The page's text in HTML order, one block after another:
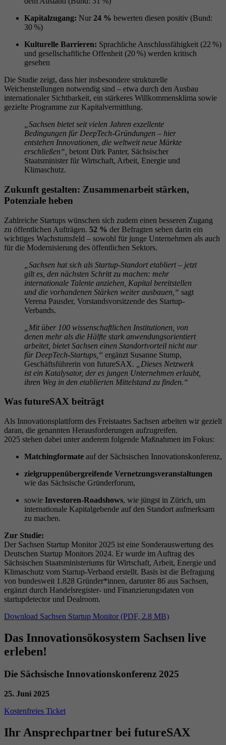
Kapitalzugang: Nur 24 % bewerten diesen positiv (Bund:
30 %)
Kulturelle Barrieren: Sprachliche Anschlussfähigkeit (22 %)
und gesellschaftliche Offenheit (20 %) werden kritisch
gesehen
Die Studie zeigt, dass hier insbesondere strukturelle
Weichenstellungen notwendig sind – etwa durch den Ausbau
internationaler Sichtbarkeit, ein stärkeres Willkommensklima sowie
gezielte Programme zur Kapitalvermittlung.
„Sachsen bietet seit vielen Jahren exzellente
Bedingungen für DeepTech-Gründungen – hier
entstehen Innovationen, die weltweit neue Märkte
erschließen“, betont Dirk Panter, Sächsischer
Staatsminister für Wirtschaft, Arbeit, Energie und
Klimaschutz.
Zukunft gestalten: Zusammenarbeit stärken,
Potenziale heben
Zahlreiche Startups wünschen sich zudem einen besseren Zugang
zu öffentlichen Aufträgen. 52 % der Befragten sehen darin ein
wichtiges Wachstumsfeld – sowohl für junge Unternehmen als auch
für die Modernisierung des öffentlichen Sektors.
„Sachsen hat sich als Startup-Standort etabliert – jetzt
gilt es, den nächsten Schritt zu machen: mehr
internationale Talente anziehen, Kapital bereitstellen
und die vorhandenen Stärken weiter ausbauen,“ sagt
Verena Pausder, Vorstandsvorsitzende des Startup-
Verbands.
„Mit über 100 wissenschaftlichen Institutionen, von
denen mehr als die Hälfte stark anwendungsorientiert
arbeitet, bietet Sachsen einen Standortvorteil nicht nur
für DeepTech-Startups,“ ergänzt Susanne Stump,
Geschäftsführerin von futureSAX.
„Dieses Netzwerk
ist ein Katalysator, der es jungen Unternehmen erlaubt,
ihren Weg in den etablierten Mittelstand zu finden.“
Was futureSAX beiträgt
Als Innovationsplattform des Freistaates Sachsen arbeiten wir gezielt
daran, die genannten Herausforderungen aufzugreifen.
2025 stehen dabei unter anderem folgende Maßnahmen im Fokus:
Matchingformate auf der Sächsischen Innovationskonferenz,
zielgruppenübergreifende Vernetzungsveranstaltungen
wie das Sächsische Gründerforum,
sowie Investoren-Roadshows, wie jüngst in Zürich, um
internationale Kapitalgebende auf den Standort aufmerksam
zu machen.
Zur Studie:
Der Sachsen Startup Monitor 2025 ist eine Sonderauswertung des
Deutschen Startup Monitors 2024. Er wurde im Auftrag des
Sächsischen Staatsministeriums für Wirtschaft, Arbeit, Energie und
Klimaschutz vom Startup-Verband erstellt. Basis ist die Befragung
von bundesweit 1.828 Gründer*innen, darunter 86 aus Sachsen,
ergänzt durch Handelsregister- und Finanzierungsdaten von
startupdetector und Dealroom.
Download Sachsen Startup Monitor (PDF, 2.8 MB)
Das Innovationsökosystem Sachsen live
erleben!
Die Sächsische Innovationskonferenz 2025
25. Juni 2025
Kostenfreies Ticket
Ihr Ansprechpartner bei futureSAX